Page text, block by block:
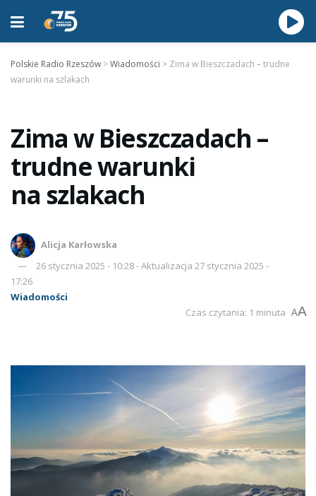
Polskie Radio Rzeszów >Wiadomości > Zima w Bieszczadach – trudne
warunki na szlakach
Zima w Bieszczadach –
trudne warunki
na szlakach
Alicja Karłowska
26 stycznia 2025 - 10:28 - Aktualizacja 27 stycznia 2025 -
17:26
Wiadomości
Czas czytania: 1 minuta AA